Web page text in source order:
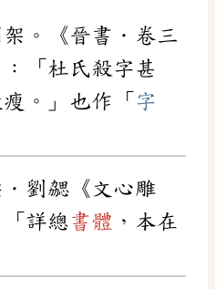
。《晉書．卷三
「杜氏殺字甚
。」也作「 字
劉勰《文心雕
詳總 書體 ，本在